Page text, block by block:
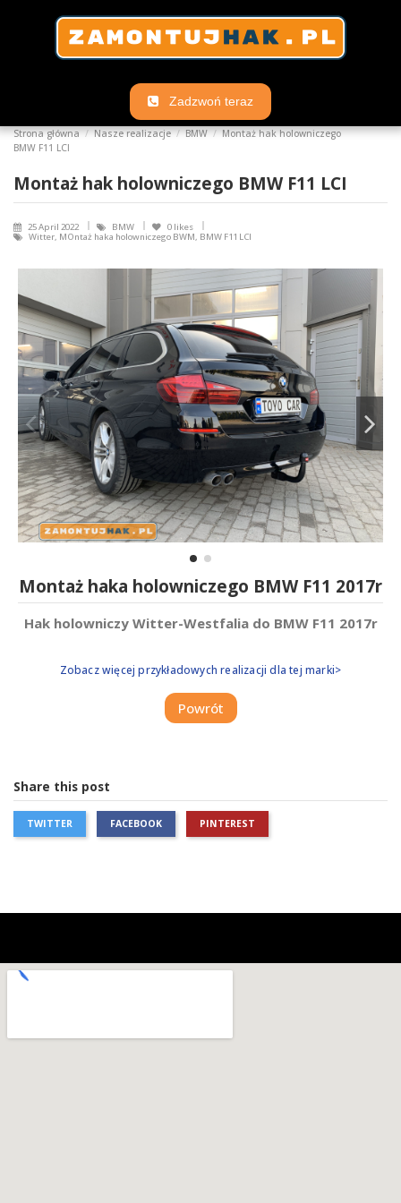
Zadzwoń teraz
Strona główna Nasze realizacje BMW
Montaż hak holowniczego
BMW F11 LCI
Montaż hak holowniczego BMW F11 LCI
25 April 2022 BMW 0 likes
Witter, MOntaż haka holowniczego BWM, BMW F11 LCI
Montaż haka holowniczego BMW F11 2017r
Hak holowniczy Witter-Westfalia do BMW F11 2017r
Zobacz więcej przykładowych realizacji dla tej marki>
Powrót
Share this post
TWITTER FACEBOOK PINTEREST